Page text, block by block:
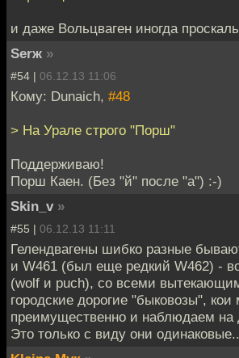
и даже Вольцваген иногда
Serж »
#54 | 06.12.13 11:06
Кому: Dunaich, #48
> На Урале строго "Порш"
Поддерживаю!
Порш Каен. (Без "й" после "а") :-)
Skin_v »
#55 | 06.12.13 11:11
Гелендвагены шибко разные
и W461 (был еще редкий W462) -
(wolf и puch), со всеми
городские дорогие "быковозы", кои
преимущественно и наблюдаем на
Это только с виду они